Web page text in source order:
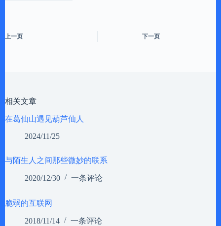
上一页 下一页
相关文章
在葛仙山遇见葫芦仙人
2024/11/25
与陌生人之间那些微妙的联系
2020/12/30 一条评论
脆弱的互联网
2018/11/14 一条评论